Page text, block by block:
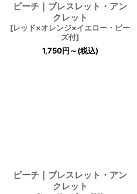
ビーチ｜ブレスレット・アン
クレット
[レッド×オレンジ×イエロー・ビー
ズ付]
1,750円～(税込)
ビーチ｜ブレスレット・アン
クレット